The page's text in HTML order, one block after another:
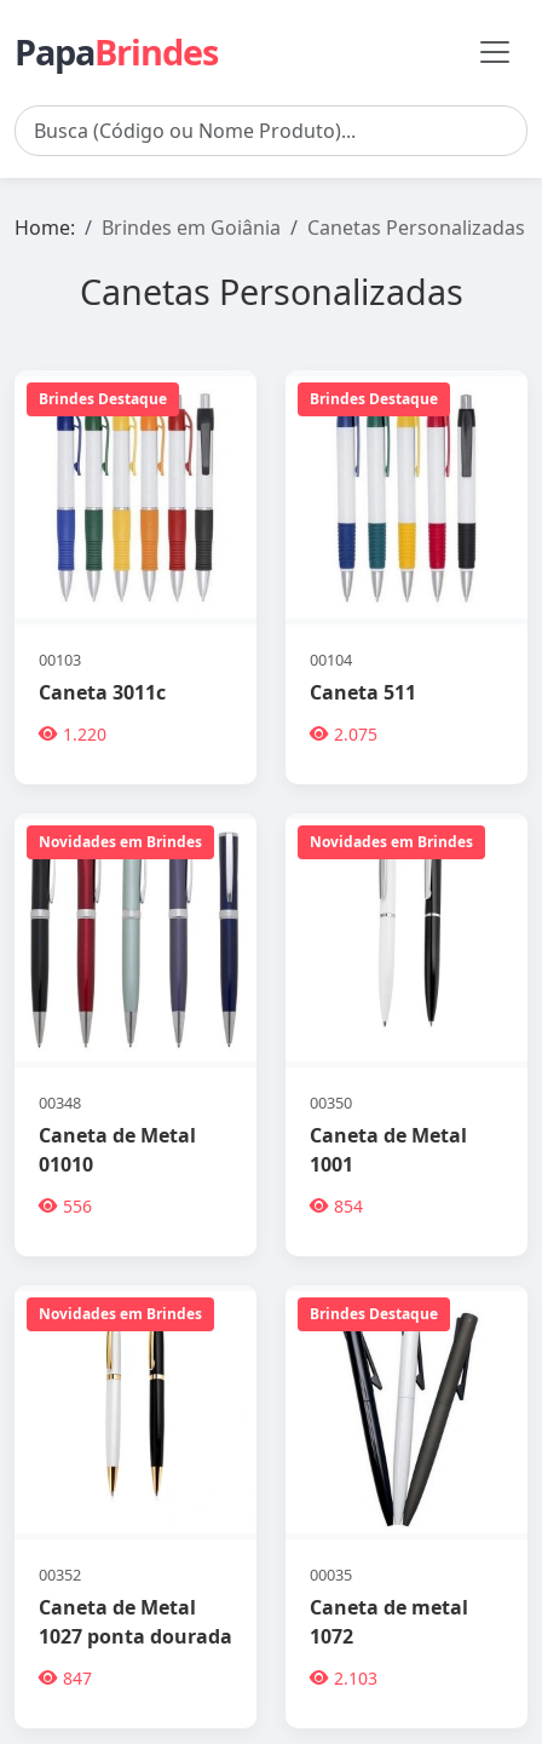
PapaBrindes
Home: Brindes em Goiânia Canetas Personalizadas
Canetas Personalizadas
Brindes Destaque
00103
Caneta 3011c
1.220
Brindes Destaque
00104
Caneta 511
2.075
Novidades em Brindes
00348
Caneta de Metal
01010
556
Novidades em Brindes
00350
Caneta de Metal
1001
854
Novidades em Brindes
00352
Caneta de Metal
1027 ponta dourada
847
Brindes Destaque
00035
Caneta de metal
1072
2.103